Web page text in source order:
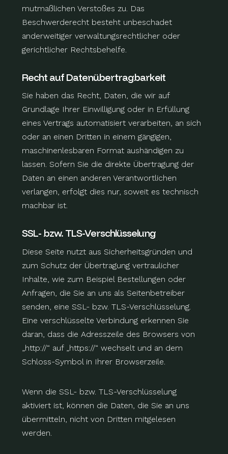
mutmaßlichen Verstoßes zu. Das
Beschwerderecht besteht unbeschadet
anderweitiger verwaltungsrechtlicher oder
gerichtlicher Rechtsbehelfe.
Recht auf Daten­übertrag­barkeit
Sie haben das Recht, Daten, die wir auf
Grundlage Ihrer Einwilligung oder in Erfüllung
eines Vertrags automatisiert verarbeiten, an sich
oder an einen Dritten in einem gängigen,
maschinenlesbaren Format aushändigen zu
lassen. Sofern Sie die direkte Übertragung der
Daten an einen anderen Verantwortlichen
verlangen, erfolgt dies nur, soweit es technisch
machbar ist.
SSL- bzw. TLS-Verschlüsselung
Diese Seite nutzt aus Sicherheitsgründen und
zum Schutz der Übertragung vertraulicher
Inhalte, wie zum Beispiel Bestellungen oder
Anfragen, die Sie an uns als Seitenbetreiber
senden, eine SSL- bzw. TLS-Verschlüsselung.
Eine verschlüsselte Verbindung erkennen Sie
daran, dass die Adresszeile des Browsers von
„http://“ auf „https://“ wechselt und an dem
Schloss-Symbol in Ihrer Browserzeile.
Wenn die SSL- bzw. TLS-Verschlüsselung
aktiviert ist, können die Daten, die Sie an uns
übermitteln, nicht von Dritten mitgelesen
werden.